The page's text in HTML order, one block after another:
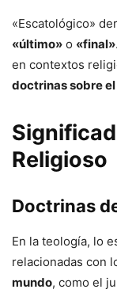
«Escatológico»
«último» o «final»
en contextos
doctrinas sobre
Religioso
Doctrinas
En la teología, lo
relacionadas con
mundo, como el